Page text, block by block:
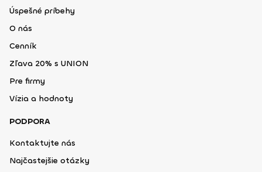
Úspešné príbehy
O nás
Cenník
Zľava 20% s UNION
Pre firmy
Vízia a hodnoty
PODPORA
Kontaktujte nás
Najčastejšie otázky